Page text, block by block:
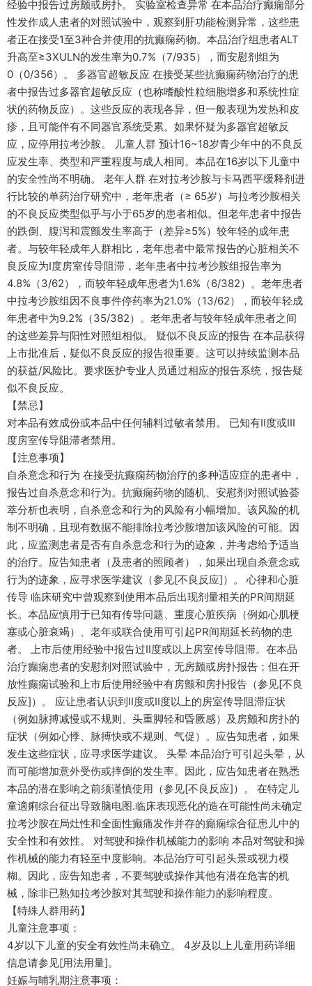
经验中报告过房颤或房扑。 实验室检查异常 在本品治疗癫痫部分
性发作成人患者的对照试验中，观察到肝功能检测异常，这些患
者正在接受1至3种合并使用的抗癫痫药物。本品治疗组患者ALT
升高至≥3XULN的发生率为0.7%（7/935），而安慰剂组为
0（0/356）。 多器官超敏反应 在接受某些抗癫痫药物治疗的患
者中报告过多器官超敏反应（也称嗜酸性粒细胞增多和系统性症
状的药物反应）。这些反应的表现各异，但一般表现为发热和皮
疹，且可能伴有不同器官系统受累。如果怀疑为多器官超敏反
应，应停用拉考沙胺。 儿童人群 预计16~18岁青少年中的不良反
应发生率、类型和严重程度与成人相同。本品在16岁以下儿童中
的安全性尚不明确。 老年人群 在对拉考沙胺与卡马西平缓释剂进
行比较的单药治疗研究中，老年患者（≥ 65岁）与拉考沙胺相关
的不良反应类型似乎与小于65岁的患者相似。但老年患者中报告
的跌倒、腹泻和震颤发生率高于（差异≥5%）较年轻的成年患
者。与较年轻成年人群相比，老年患者中最常报告的心脏相关不
良反应为Ⅰ度房室传导阻滞，老年患者中拉考沙胺组报告率为
4.8%（3/62），而较年轻成年患者为1.6%（6/382）。老年患者
中拉考沙胺组因不良事件停药率为21.0%（13/62），而较年轻成
年患者中为9.2%（35/382）。老年患者与较年轻成年患者之间
的这些差异与阳性对照组相似。 疑似不良反应的报告 在本品获得
上市批准后，疑似不良反应的报告很重要。这可以持续监测本品
的获益/风险比。要求医护专业人员通过相应的报告系统，报告疑
似不良反应。
【禁忌】
对本品有效成份或本品中任何辅料过敏者禁用。 已知有II度或III
度房室传导阻滞者禁用。
【注意事项】
自杀意念和行为 在接受抗癫痫药物治疗的多种适应症的患者中，
报告过自杀意念和行为。抗癫痫药物的随机、安慰剂对照试验荟
萃分析也表明，自杀意念和行为的风险有小幅增加。该风险的机
制不明确，且现有数据不能排除拉考沙胺增加该风险的可能。因
此，应监测患者是否有自杀意念和行为的迹象，并考虑给予适当
的治疗。应告知患者（及患者的照顾者），如果出现自杀意念或
行为的迹象，应寻求医学建议（参见[不良反应]）。 心律和心脏
传导 临床研究中曾观察到使用本品后出现剂量相关的PR间期延
长。本品应慎用于已知有传导问题、重度心脏疾病（例如心肌梗
塞或心脏衰竭）、老年或联合使用可引起PR间期延长药物的患
者。 上市后使用经验中报告过II度或以上房室传导阻滞。在本品
治疗癫痫患者的安慰剂对照试验中，无房颤或房扑报告；但在开
放性癫痫试验和上市后使用经验中有房颤和房扑报告（参见[不良
反应]）。 应让患者认识到II度或II度以上的房室传导阻滞症状
（例如脉搏减慢或不规则、头重脚轻和昏厥感）及房颤和房扑的
症状（例如心悸、脉搏快或不规则、气促）。应告知患者，如果
发生这些症状，应寻求医学建议。 头晕 本品治疗可引起头晕，从
而可能增加意外受伤或摔倒的发生率。因此，应告知患者在熟悉
本品的潜在影响之前须谨慎使用（参见[不良反应]）。 在特定儿
童適痢综台征出导致脑电图.临床表现恶化的造在可能性尚未确定
拉考沙胺在局灶性和全面性癫痛发作并存的癲痫综合征患儿中的
安全性和有效性。 对驾驶和操作机械能力的影响 本品对驾驶和操
作机械的能力有轻至中度影响。本品治疗可引起头景或视力模
糊。因此，应告知患者，不要驾驶或操作其他有潜在危害的机
械，除非已熟知拉考沙胺对其驾驶和操作能力的影响程度。
【特殊人群用药】
儿童注意事项：
4岁以下儿童的安全有效性尚未确立。 4岁及以上儿童用药详细
信息请参见[用法用量]。
妊娠与哺乳期注意事项：